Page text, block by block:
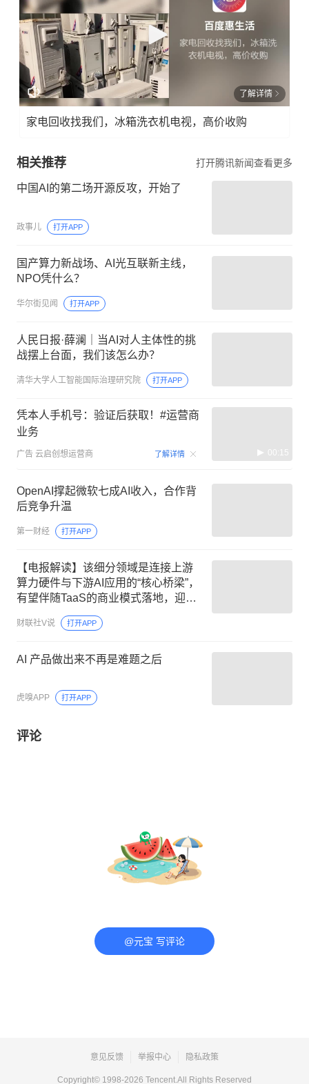
了解详情
家电回收找我们，冰箱洗衣机电视，高价收购
相关推荐 打开腾讯新闻查看更多
中国AI的第二场开源反攻，开始了
政事儿 打开APP
国产算力新战场、AI光互联新主线，
NPO凭什么？
华尔街见闻 打开APP
人民日报·薛澜｜当AI对人主体性的挑
战摆上台面，我们该怎么办？
清华大学人工智能国际治理研究院 打开APP
凭本人手机号：验证后获取！#运营商
业务
广告 云启创想运营商 了解详情 00:15
OpenAI撑起微软七成AI收入，合作背
后竞争升温
第一财经 打开APP
【电报解读】该细分领域是连接上游
算力硬件与下游AI应用的“核心桥梁”，
有望伴随TaaS的商业模式落地，迎来
加速增长机遇，当前行业盈利正向循
环已然开启，这家公司2025年相关收
财联社V说 打开APP
AI 产品做出来不再是难题之后
虎嗅APP 打开APP
评论
@元宝 写评论
意见反馈 举报中心 隐私政策
Copyright© 1998-2026 Tencent.All Rights Reserved